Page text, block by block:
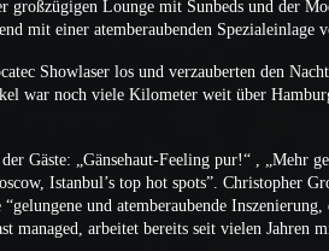
großzügigen Lounge mit Sunbeds und der
mit einer atemberaubenden Spezialeinlage
Showlaser los und verzauberten den
war noch viele Kilometer weit über
der Gäste: „Gänsehaut-Feeling pur!“ ,
Istanbul’s top hot spots”. Christopher
und atemberaubende
managed, arbeitet bereits seit vielen Jahren